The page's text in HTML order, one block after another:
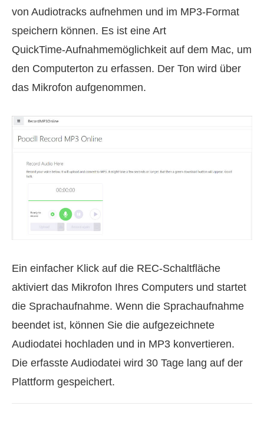
von Audiotracks aufnehmen und im MP3‑Format
speichern können. Es ist eine Art
QuickTime‑Aufnahmemöglichkeit auf dem Mac, um
den Computerton zu erfassen. Der Ton wird über
das Mikrofon aufgenommen.
Ein einfacher Klick auf die REC‑Schaltfläche
aktiviert das Mikrofon Ihres Computers und startet
die Sprachaufnahme. Wenn die Sprachaufnahme
beendet ist, können Sie die aufgezeichnete
Audiodatei hochladen und in MP3 konvertieren.
Die erfasste Audiodatei wird 30 Tage lang auf der
Plattform gespeichert.